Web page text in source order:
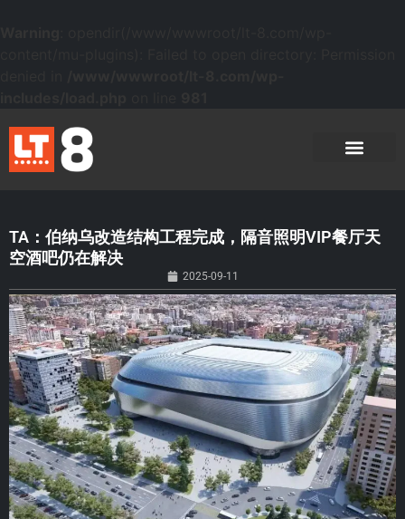
TA：伯纳乌改造结构工程完成，隔音照明VIP餐厅天
空酒吧仍在解决
2025-09-11